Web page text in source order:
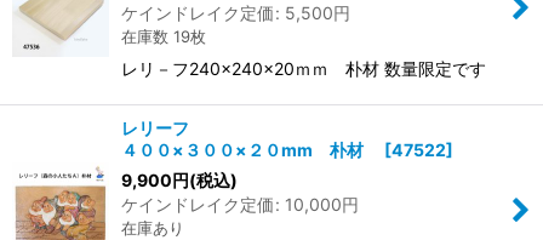
ケインドレイク定価: 5,500円
在庫数 19枚
レリ－フ240×240×20ｍｍ 朴材 数量限定です
レリーフ
４００×３００×２０mm 朴材
[47522]
9,900円(税込)
ケインドレイク定価: 10,000円
在庫あり